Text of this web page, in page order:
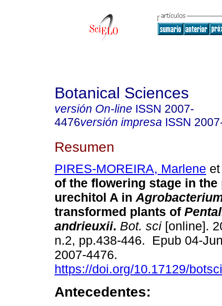
Botanical Sciences
versión On-line ISSN 2007-
4476versión impresa ISSN
Resumen
PIRES-MOREIRA, Marlene
of the flowering stage in
urechitol A in
transformed plants of
andrieuxii. Bot. sci [online].
n.2, pp.438-446. Epub 04-
2007-4476.
https://doi.org/10.17129/
Antecedentes: